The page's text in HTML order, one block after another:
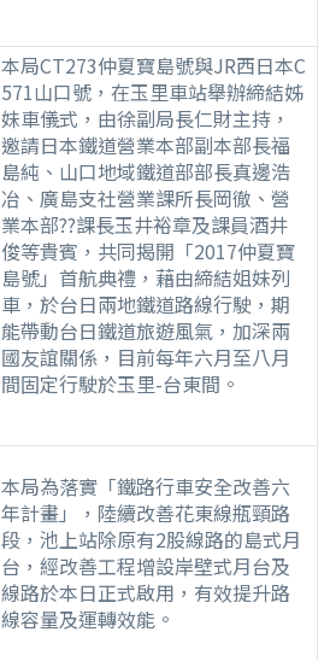
本局CT273仲夏寶島號與JR西日本C
571山口號，在玉里車站舉辦締結姊
妹車儀式，由徐副局長仁財主持，
邀請日本鐵道營業本部副本部長福
島純、山口地域鐵道部部長真邊浩
冶、廣島支社營業課所長岡徹、營
業本部??課長玉井裕章及課員酒井
俊等貴賓，共同揭開「2017仲夏寶
島號」首航典禮，藉由締結姐妹列
車，於台日兩地鐵道路線行駛，期
能帶動台日鐵道旅遊風氣，加深兩
國友誼關係，目前每年六月至八月
間固定行駛於玉里-台東間。
本局為落實「鐵路行車安全改善六
年計畫」，陸續改善花東線瓶頸路
段，池上站除原有2股線路的島式月
台，經改善工程增設岸壁式月台及
線路於本日正式啟用，有效提升路
線容量及運轉效能。